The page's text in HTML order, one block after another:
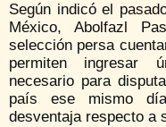
Según indicó el
México, Abolfazl
selección persa
permiten ingresar
necesario para
país ese mismo
desventaja respecto a